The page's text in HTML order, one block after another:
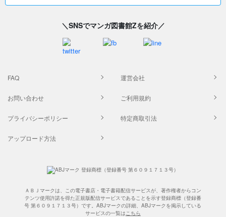
＼SNSでマンガ図書館Zを紹介／
FAQ 運営会社
お問い合わせ ご利用規約
プライバシーポリシー 特定商取引法
アップロード方法
ＡＢＪマークは、この電子書店・電子書籍配信サービスが、著作権者からコン
テンツ使用許諾を得た正規版配信サービスであることを示す登録商標（登録番
号 第６０９１７１３号）です。ABJマークの詳細、ABJマークを掲示している
サービスの一覧はこちら